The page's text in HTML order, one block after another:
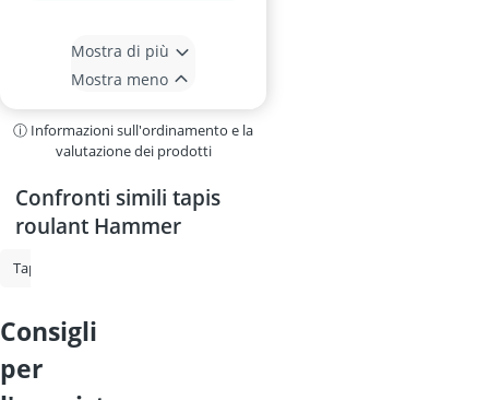
Mostra di più
Mostra meno
ⓘ Informazioni sull'ordinamento e la
valutazione dei prodotti
Confronti simili tapis
roulant Hammer
Tapis roulant da ufficio
consigli
per